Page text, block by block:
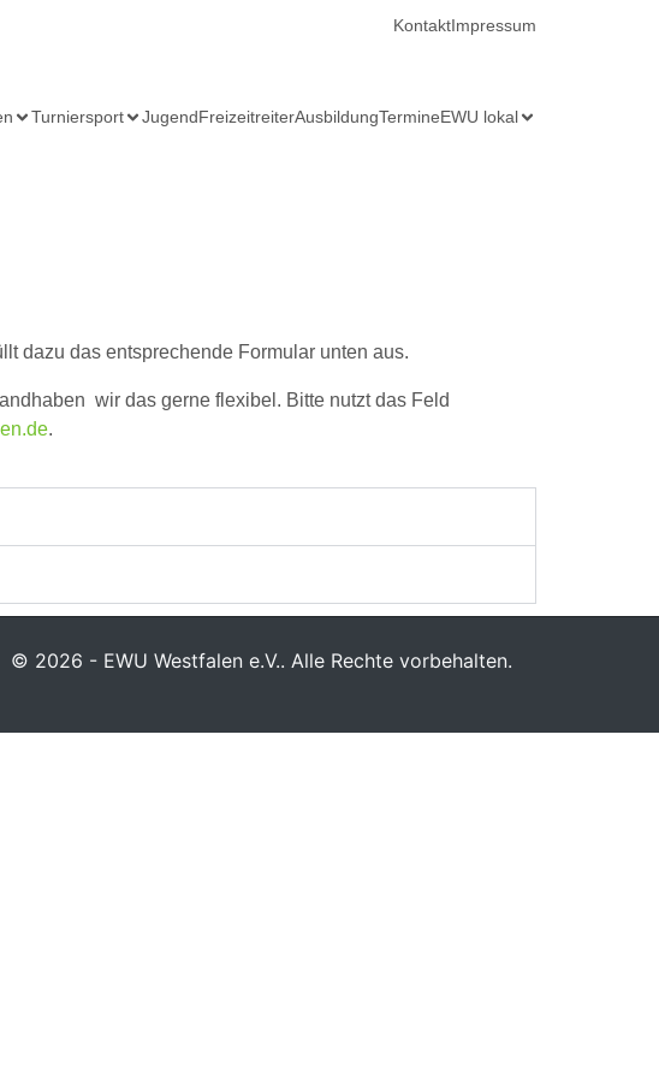
KontaktImpressum
Turniersport JugendFreizeitreiterAusbildungTermineEWU lokal
dazu das entsprechende Formular unten aus.
wir das gerne flexibel. Bitte nutzt das Feld
.
© 2026 - EWU Westfalen e.V.. Alle Rechte vorbehalten.